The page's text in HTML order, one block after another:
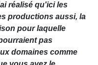
réalisé qu'ici les
productions aussi, la
pour laquelle
pas
domaines comme